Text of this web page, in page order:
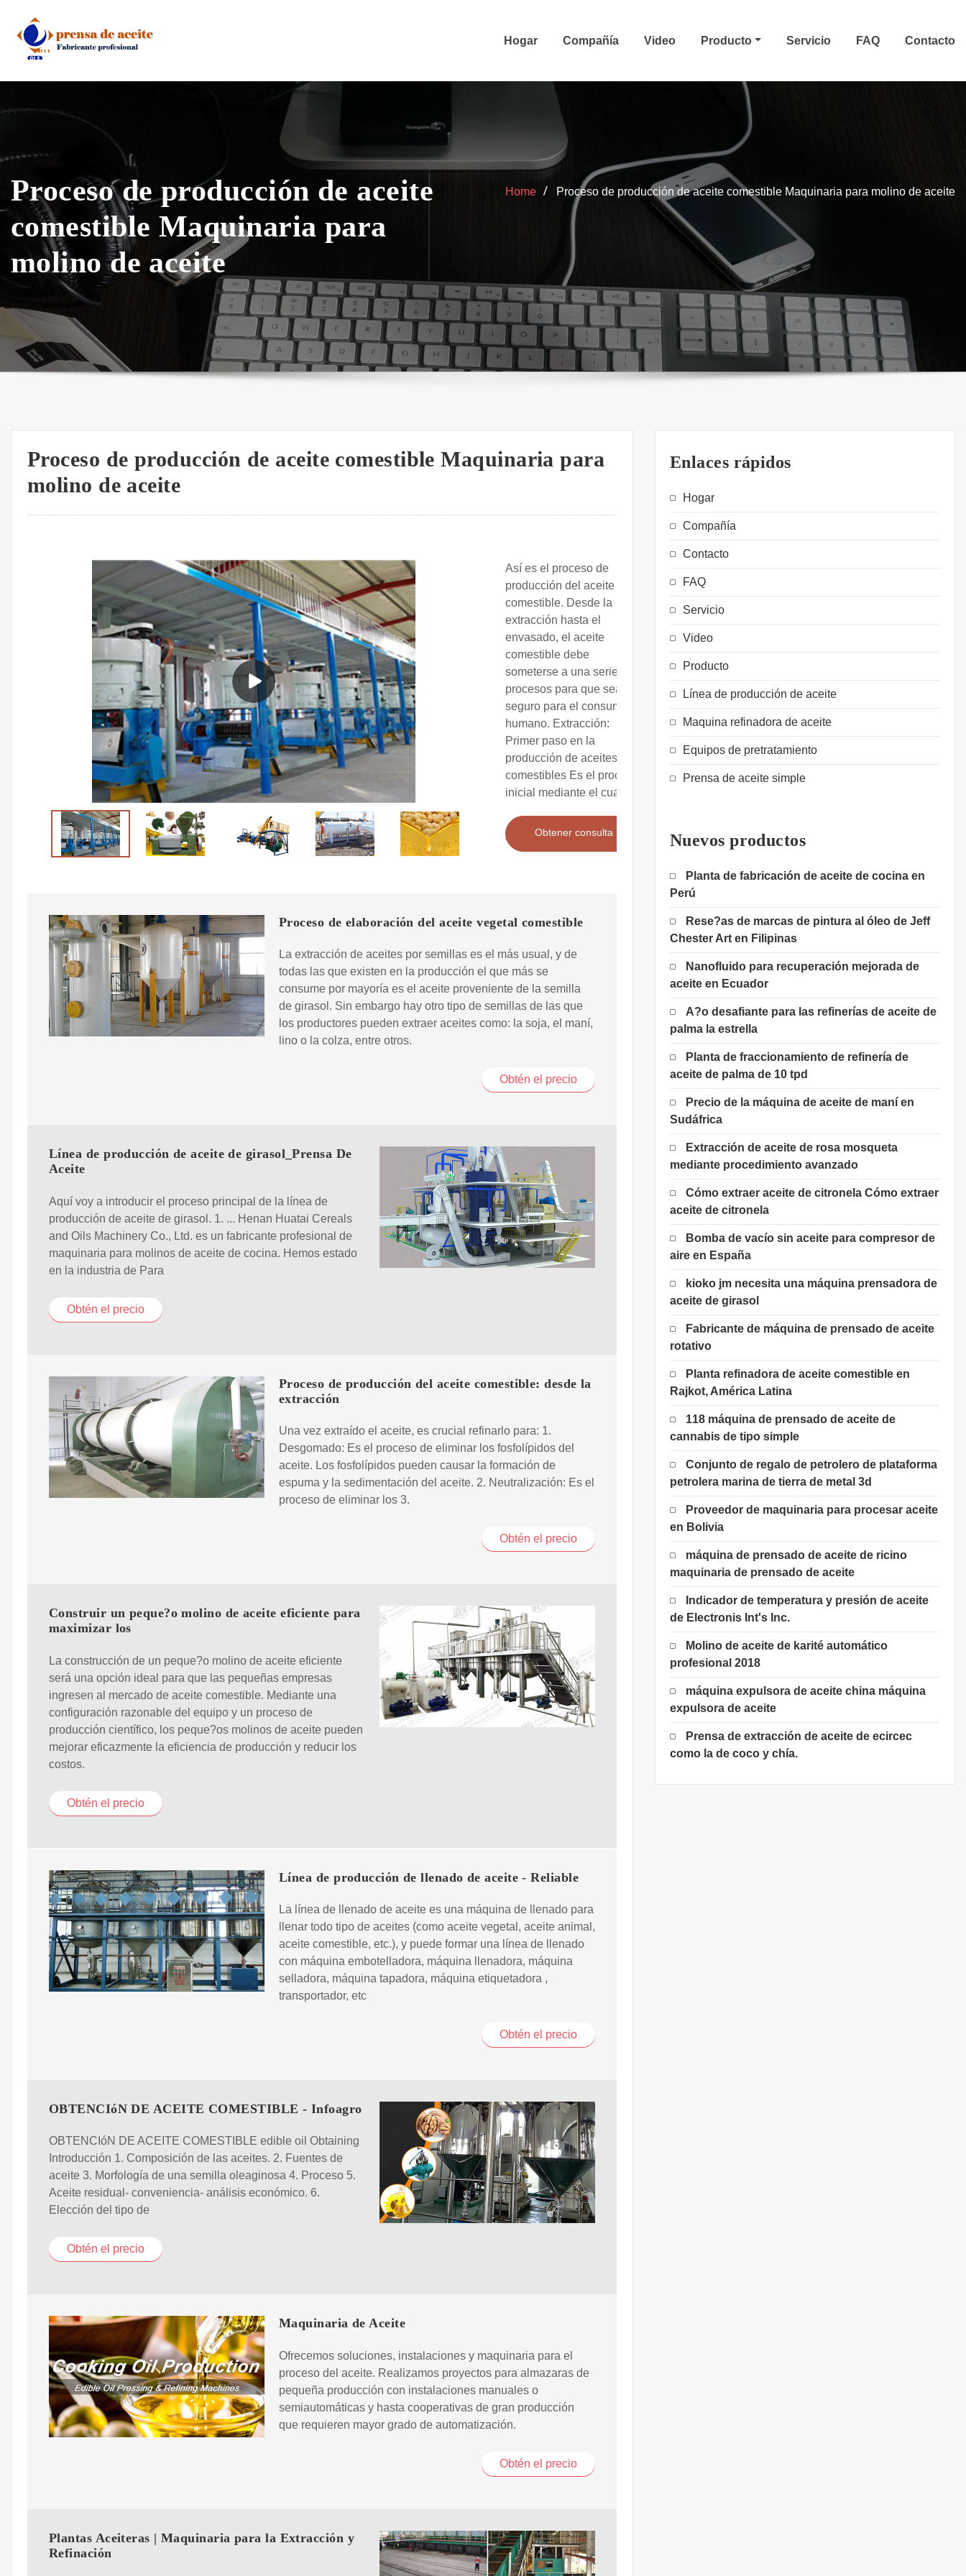
content
Hogar Compañía Video Producto Servicio FAQ Contacto
Proceso de producción de aceite
comestible Maquinaria para
molino de aceite
Home Proceso de producción de aceite comestible Maquinaria para molino de aceite
Proceso de producción de aceite comestible Maquinaria para
molino de aceite
Así es el proceso de
producción del aceite
comestible. Desde la
extracción hasta el
envasado, el aceite
comestible debe
someterse a una serie de
procesos para que sea
seguro para el consumo
humano. Extracción:
Primer paso en la
producción de aceites
comestibles Es el proceso
inicial mediante el cual se
Obtener consulta
Proceso de elaboración del aceite vegetal comestible
La extracción de aceites por semillas es el más usual, y de
todas las que existen en la producción el que más se
consume por mayoría es el aceite proveniente de la semilla
de girasol. Sin embargo hay otro tipo de semillas de las que
los productores pueden extraer aceites como: la soja, el maní,
lino o la colza, entre otros.
Obtén el precio
Línea de producción de aceite de girasol_Prensa De
Aceite
Aquí voy a introducir el proceso principal de la línea de
producción de aceite de girasol. 1. ... Henan Huatai Cereals
and Oils Machinery Co., Ltd. es un fabricante profesional de
maquinaria para molinos de aceite de cocina. Hemos estado
en la industria de Para
Obtén el precio
Proceso de producción del aceite comestible: desde la
extracción
Una vez extraído el aceite, es crucial refinarlo para: 1.
Desgomado: Es el proceso de eliminar los fosfolípidos del
aceite. Los fosfolípidos pueden causar la formación de
espuma y la sedimentación del aceite. 2. Neutralización: Es el
proceso de eliminar los 3.
Obtén el precio
Construir un peque?o molino de aceite eficiente para
maximizar los
La construcción de un peque?o molino de aceite eficiente
será una opción ideal para que las pequeñas empresas
ingresen al mercado de aceite comestible. Mediante una
configuración razonable del equipo y un proceso de
producción científico, los peque?os molinos de aceite pueden
mejorar eficazmente la eficiencia de producción y reducir los
costos.
Obtén el precio
Línea de producción de llenado de aceite - Reliable
La línea de llenado de aceite es una máquina de llenado para
llenar todo tipo de aceites (como aceite vegetal, aceite animal,
aceite comestible, etc.), y puede formar una línea de llenado
con máquina embotelladora, máquina llenadora, máquina
selladora, máquina tapadora, máquina etiquetadora ,
transportador, etc
Obtén el precio
OBTENCIóN DE ACEITE COMESTIBLE - Infoagro
OBTENCIóN DE ACEITE COMESTIBLE edible oil Obtaining
Introducción 1. Composición de las aceites. 2. Fuentes de
aceite 3. Morfología de una semilla oleaginosa 4. Proceso 5.
Aceite residual- conveniencia- análisis económico. 6.
Elección del tipo de
Obtén el precio
Maquinaria de Aceite
Ofrecemos soluciones, instalaciones y maquinaria para el
proceso del aceite. Realizamos proyectos para almazaras de
pequeña producción con instalaciones manuales o
semiautomáticas y hasta cooperativas de gran producción
que requieren mayor grado de automatización.
Obtén el precio
Plantas Aceiteras | Maquinaria para la Extracción y
Refinación
Enlaces rápidos
Hogar
Compañía
Contacto
FAQ
Servicio
Video
Producto
Línea de producción de aceite
Maquina refinadora de aceite
Equipos de pretratamiento
Prensa de aceite simple
Nuevos productos
Planta de fabricación de aceite de cocina en
Perú
Rese?as de marcas de pintura al óleo de Jeff
Chester Art en Filipinas
Nanofluido para recuperación mejorada de
aceite en Ecuador
A?o desafiante para las refinerías de aceite de
palma la estrella
Planta de fraccionamiento de refinería de
aceite de palma de 10 tpd
Precio de la máquina de aceite de maní en
Sudáfrica
Extracción de aceite de rosa mosqueta
mediante procedimiento avanzado
Cómo extraer aceite de citronela Cómo extraer
aceite de citronela
Bomba de vacío sin aceite para compresor de
aire en España
kioko jm necesita una máquina prensadora de
aceite de girasol
Fabricante de máquina de prensado de aceite
rotativo
Planta refinadora de aceite comestible en
Rajkot, América Latina
118 máquina de prensado de aceite de
cannabis de tipo simple
Conjunto de regalo de petrolero de plataforma
petrolera marina de tierra de metal 3d
Proveedor de maquinaria para procesar aceite
en Bolivia
máquina de prensado de aceite de ricino
maquinaria de prensado de aceite
Indicador de temperatura y presión de aceite
de Electronis Int's Inc.
Molino de aceite de karité automático
profesional 2018
máquina expulsora de aceite china máquina
expulsora de aceite
Prensa de extracción de aceite de ecircec
como la de coco y chía.